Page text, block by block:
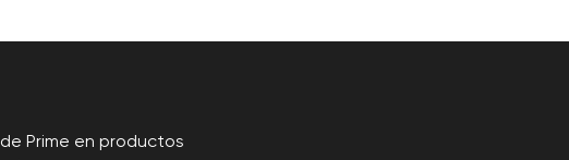
Prime en productos